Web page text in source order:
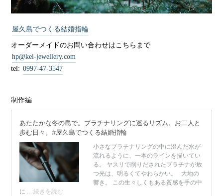
屋久島でつくる結婚指輪
オーダーメイドのお問い合わせはこちらまで
hp@kei-jewellery.com
tel: 0997-47-3547
制作編